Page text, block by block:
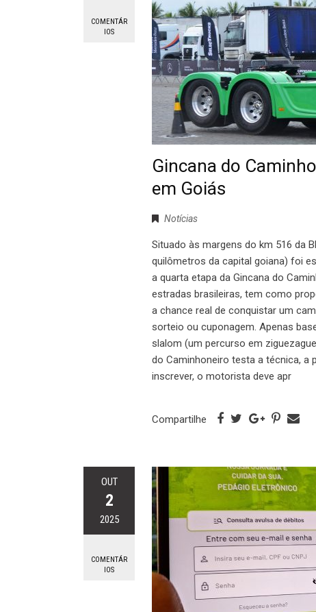
COMENTÁR
IOS
Gincana do
em Goiás
Notícias
Situado às margens do km 516 da
quilômetros da capital goiana) foi
a quarta etapa da Gincana do
estradas brasileiras, tem como
a chance real de conquistar um
sorteio ou cuponagem. Apenas
slalom (um percurso em
do Caminhoneiro testa a técnica, a
inscrever, o motorista deve apr
Compartilhe
OUT
2
2025
COMENTÁR
IOS